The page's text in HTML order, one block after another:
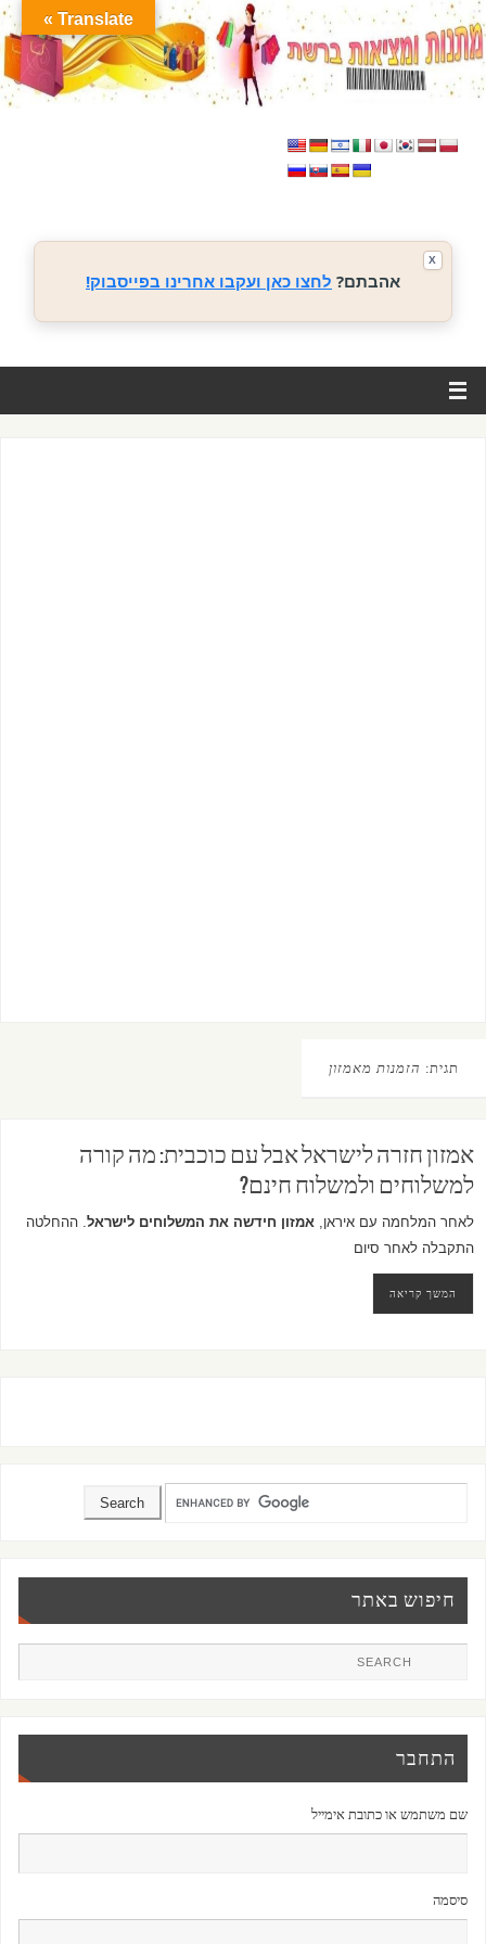
אהבתם? לחצו כאן ועקבו אחרינו בפייסבוק!
X
תגית: הזמנות מאמזון
אמזון חזרה לישראל אבל עם כוכבית: מה קורה
למשלוחים ולמשלוח חינם?
לאחר המלחמה עם איראן, אמזון חידשה את המשלוחים לישראל. ההחלטה
התקבלה לאחר סיום
המשך קריאה
חיפוש באתר
התחבר
שם משתמש או כתובת אימייל
סיסמה
Translate »